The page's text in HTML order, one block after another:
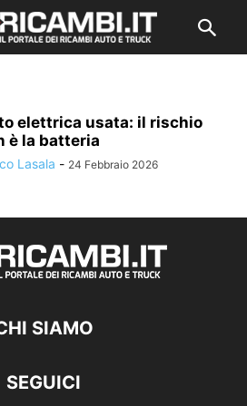
elettrica usata: il rischio
è la batteria
Lasala - 24 Febbraio 2026
SIAMO
SEGUICI